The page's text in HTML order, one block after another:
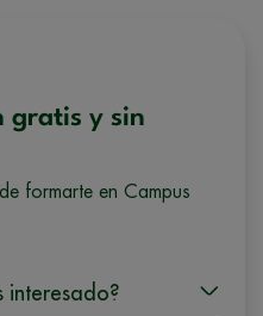
gratis y sin
formarte en Campus